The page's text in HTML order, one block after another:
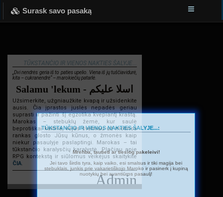
Surask savo pasaką
TŪKSTANČIO IR VIENOS NAKTIES ŠALYJE...
„Dvi nendrės geria iš to paties upelio. Viena iš jų tuščiavidurė,
kita – cukranendrė“ – marokiečių patarlė.
Salamu 'lekum - اسلا عليكم
Užsimerkite, užgniaužkite kvapą ir užsidenkite
ausis. Čia įprastos juslės nepadės geriau
suprasti ir pažinti šį egzotika kvepiantį kraštą.
Marokas – stebuklų žemė, kur saulė
beprotiškai kaitina, vėjas švelniau už motinos
rankas glosto Jūsų kūnus, o žmonės kaip
niekur pasaulyje paslaptingi. Marokas – tai
tūkstančio karalysčių karalystė. Plačiau apie
RPG kontekstą ir siūlomus veikėjus skaitykite
ČIA.
Admin
TŪKSTANČIO IR VIENOS NAKTIES ŠALYJE...:
Mrehba, tautieti ar tiesiog pakeleivi!
Jei tavo širdis tyra, kaip vaiko, esi smalsus ir tiki magija bei
stebuklais, junkis prie vakarietiškojo Maroko ir pasinerk į kupiną
nuotykių bei avantiūros pasaulį!